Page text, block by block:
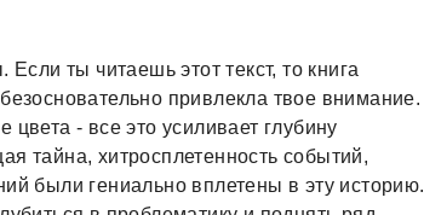
ты читаешь этот текст, то книга
привлекла твое внимание.
- все это усиливает глубину
тайна, хитросплетенность событий,
были гениально вплетены в эту историю.